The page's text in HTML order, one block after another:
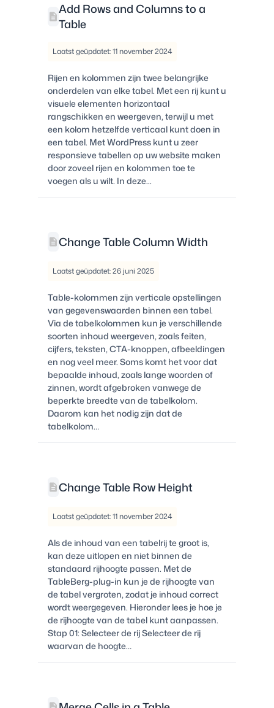
Add Rows and Columns to a
Table
Laatst geüpdatet: 11 november 2024
Rijen en kolommen zijn twee belangrijke
onderdelen van elke tabel. Met een rij kunt u
visuele elementen horizontaal
rangschikken en weergeven, terwijl u met
een kolom hetzelfde verticaal kunt doen in
een tabel. Met WordPress kunt u zeer
responsieve tabellen op uw website maken
door zoveel rijen en kolommen toe te
voegen als u wilt. In deze...
Change Table Column Width
Laatst geüpdatet: 26 juni 2025
Table-kolommen zijn verticale opstellingen
van gegevenswaarden binnen een tabel.
Via de tabelkolommen kun je verschillende
soorten inhoud weergeven, zoals feiten,
cijfers, teksten, CTA-knoppen, afbeeldingen
en nog veel meer. Soms komt het voor dat
bepaalde inhoud, zoals lange woorden of
zinnen, wordt afgebroken vanwege de
beperkte breedte van de tabelkolom.
Daarom kan het nodig zijn dat de
tabelkolom…
Change Table Row Height
Laatst geüpdatet: 11 november 2024
Als de inhoud van een tabelrij te groot is,
kan deze uitlopen en niet binnen de
standaard rijhoogte passen. Met de
TableBerg-plug-in kun je de rijhoogte van
de tabel vergroten, zodat je inhoud correct
wordt weergegeven. Hieronder lees je hoe je
de rijhoogte van de tabel kunt aanpassen.
Stap 01: Selecteer de rij Selecteer de rij
waarvan de hoogte…